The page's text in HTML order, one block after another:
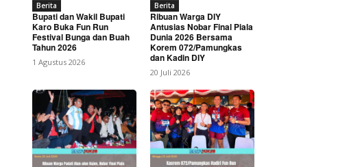
Berita
Bupati dan Wakil Bupati
Karo Buka Fun Run
Festival Bunga dan Buah
Tahun 2026
1 Agustus 2026
Berita
Ribuan Warga DIY
Antusias Nobar Final Piala
Dunia 2026 Bersama
Korem 072/Pamungkas
dan Kadin DIY
20 Juli 2026